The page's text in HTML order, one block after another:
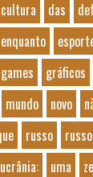
cultura das
enquanto
games gráficos
mundo novo
russo
ucrânia: uma